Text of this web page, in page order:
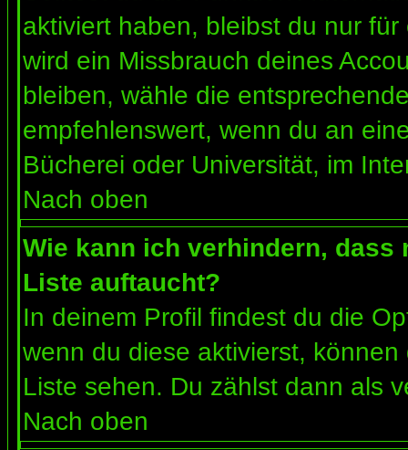
aktiviert haben, bleibst du nur
wird ein Missbrauch deines
bleiben, wähle die
empfehlenswert, wenn du an
Bücherei oder Universität, im
Nach oben
Wie kann ich verhindern, dass
Liste auftaucht?
In deinem Profil findest du die
wenn du diese aktivierst,
Liste sehen. Du zählst dann als
Nach oben